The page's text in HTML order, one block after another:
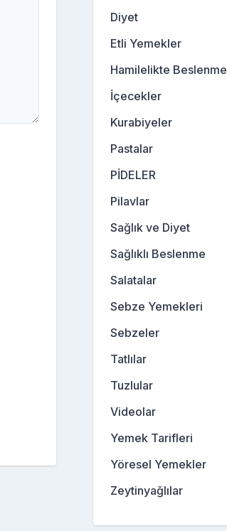
Diyet
Etli Yemekler
Hamilelikte Beslenme
İçecekler
Kurabiyeler
Pastalar
PİDELER
Pilavlar
Sağlık ve Diyet
Sağlıklı Beslenme
Salatalar
Sebze Yemekleri
Sebzeler
Tatlılar
Tuzlular
Videolar
Yemek Tarifleri
Yöresel Yemekler
Zeytinyağlılar